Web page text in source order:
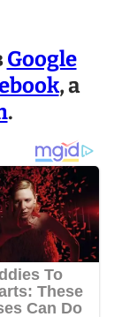
Google
, а
.